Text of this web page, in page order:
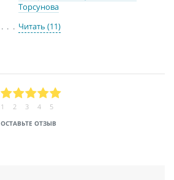
Торсунова
Читать (11)
ОСТАВЬТЕ ОТЗЫВ
1 2 3 4 5